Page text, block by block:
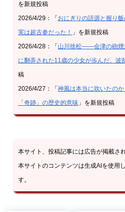
を新規投稿
2026/4/29：「 おにぎりの語源と握り
実は超古参だった！
」を新規投稿
2026/4/28：「 山川捨松——会津の砲煙
に翻弄された11歳の少女が歩んだ、波
稿
2026/4/27：「 神風は本当に吹いたの
「奇跡」の歴史的意味 」を新規投稿
本サイト、投稿記事には広告が掲載さ
本サイトのコンテンツは生成AIを使用
す。